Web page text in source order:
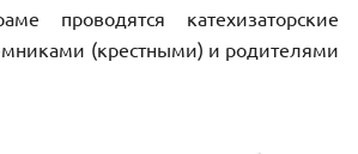
проводятся катехизаторские
(крестными) и родителями